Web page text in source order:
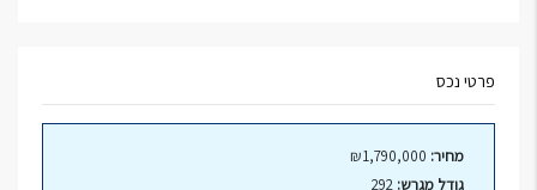
פרטי נכס
מחיר:
גודל מגרש: